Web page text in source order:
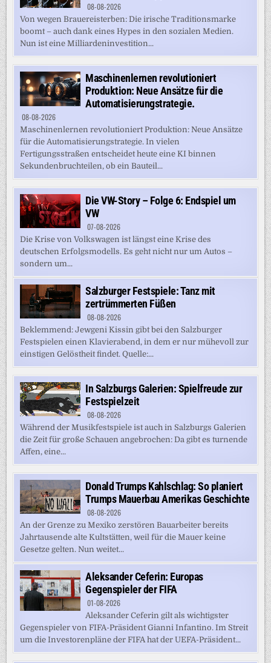
08-08-2026
Von wegen Brauereisterben: Die irische Traditionsmarke
boomt – auch dank eines Hypes in den sozialen Medien.
Nun ist eine Milliardeninvestition...
Maschinenlernen revolutioniert
Produktion: Neue Ansätze für die
Automatisierungstrategie.
08-08-2026
Maschinenlernen revolutioniert Produktion: Neue Ansätze
für die Automatisierungstrategie. In vielen
Fertigungsstraßen entscheidet heute eine KI binnen
Sekundenbruchteilen, ob ein Bauteil...
Die VW-Story – Folge 6: Endspiel um
VW
07-08-2026
Die Krise von Volkswagen ist längst eine Krise des
deutschen Erfolgsmodells. Es geht nicht nur um Autos –
sondern um...
Salzburger Festspiele: Tanz mit
zertrümmerten Füßen
08-08-2026
Beklemmend: Jewgeni Kissin gibt bei den Salzburger
Festspielen einen Klavierabend, in dem er nur mühevoll zur
einstigen Gelöstheit findet. Quelle:...
In Salzburgs Galerien: Spielfreude zur
Festspielzeit
08-08-2026
Während der Musikfestspiele ist auch in Salzburgs Galerien
die Zeit für große Schauen angebrochen: Da gibt es turnende
Affen, eine...
Donald Trumps Kahlschlag: So planiert
Trumps Mauerbau Amerikas Geschichte
08-08-2026
An der Grenze zu Mexiko zerstören Bauarbeiter bereits
Jahrtausende alte Kultstätten, weil für die Mauer keine
Gesetze gelten. Nun weitet...
Aleksander Ceferin: Europas
Gegenspieler der FIFA
01-08-2026
Aleksander Ceferin gilt als wichtigster
Gegenspieler von FIFA-Präsident Gianni Infantino. Im Streit
um die Investorenpläne der FIFA hat der UEFA-Präsident...